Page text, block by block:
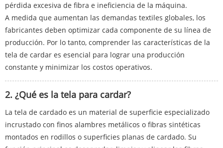
pérdida excesiva de fibra e ineficiencia de la máquina.
A medida que aumentan las demandas textiles globales, los
fabricantes deben optimizar cada componente de su línea de
producción. Por lo tanto, comprender las características de la
tela de cardar es esencial para lograr una producción
constante y minimizar los costos operativos.
2. ¿Qué es la tela para cardar?
La tela de cardado es un material de superficie especializado
incrustado con finos alambres metálicos o fibras sintéticas
montados en rodillos o superficies planas de cardado. Su